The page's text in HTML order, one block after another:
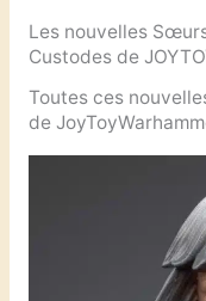
Les nouvelles
Custodes de
Toutes ces
de